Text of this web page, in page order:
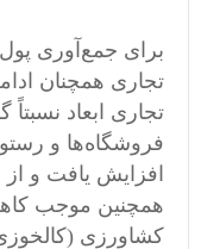
برای جمع‌آوری
تجاری ابعاد
فروشگاه‌ها و
افزایش یافت و
همچنین موجب
کشاورزی